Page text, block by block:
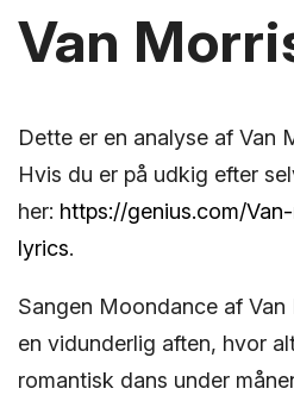
Van
Dette er en analyse af Van
Hvis du er på udkig efter
her: https://genius.com/
lyrics.
Sangen Moondance af
en vidunderlig aften, hvor
romantisk dans under